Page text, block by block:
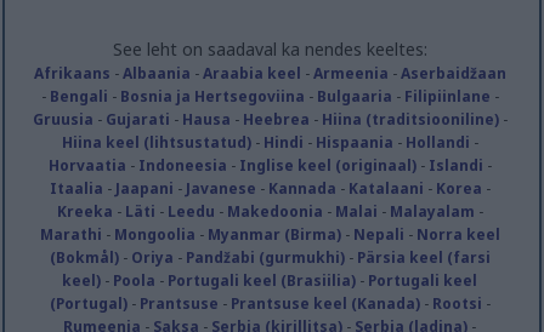
See leht on saadaval ka nendes keeltes:
Afrikaans -Albaania -Araabia keel -Armeenia -Aserbaidžaan
- Bengali - Bosnia ja Hertsegoviina - Bulgaaria - Filipiinlane -
Gruusia - Gujarati - Hausa - Heebrea - Hiina (traditsiooniline)-
Hiina keel (lihtsustatud)- Hindi - Hispaania - Hollandi -
Horvaatia - Indoneesia - Inglise keel (originaal)- Islandi -
Itaalia - Jaapani - Javanese - Kannada - Katalaani - Korea -
Kreeka - Läti - Leedu - Makedoonia - Malai - Malayalam -
Marathi - Mongoolia - Myanmar (Birma)- Nepali - Norra keel
(Bokmål)- Oriya - Pandžabi (gurmukhi)- Pärsia keel (farsi
keel) - Poola - Portugali keel (Brasiilia) - Portugali keel
(Portugal)- Prantsuse - Prantsuse keel (Kanada)- Rootsi -
Rumeenia - Saksa - Serbia (kirillitsa) - Serbia (ladina) -